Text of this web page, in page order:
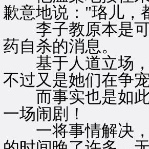
歉意地说："珞儿，
李子教原本是可
药自杀的消息。
基于人道立场，
不过又是她们在争
而事实也是如此
一场闹剧！
一将事情解决，